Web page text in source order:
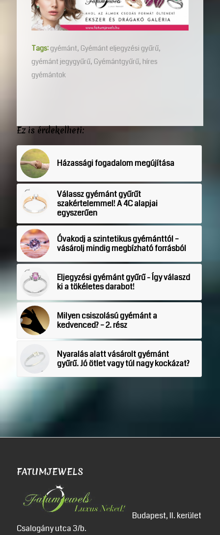
Tags:gyémánt, Gyémánt eljegyzési gyűrű,
gyémánt jegygyűrű, Gyémántgyűrű, híres
gyémántok
Ez is érdekelheti:
Házassági fogadalom megújítása
Válassz gyémánt gyűrűt
szakértelemmel! A 4C alapjai
egyszerűen
Óvakodj a szintetikus gyémánttól –
vásárolj mindig megbízható forrásból
Eljegyzési gyémánt gyűrű - Így válaszd
ki a tökéletes darabot!
Milyen csiszolású gyémánt a
kedvenced? – 2. rész
Nyaralás alatt vásárolt gyémánt
gyűrű. Jó ötlet vagy túl nagy kockázat?
FATUMJEWELS
Budapest, II. kerület
Csalogány utca 3/b.